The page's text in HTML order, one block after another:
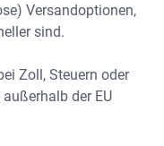
Versandoptionen,
sind.
Zoll, Steuern oder
der EU